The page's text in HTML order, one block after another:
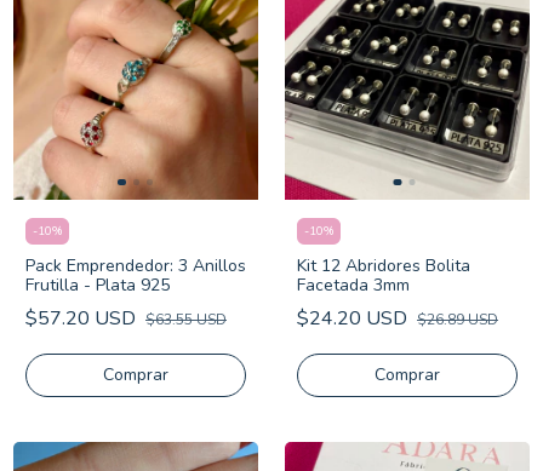
-10%
Pack Emprendedor: 3 Anillos
Frutilla - Plata 925
$57.20 USD $63.55 USD
-10%
Kit 12 Abridores Bolita
Facetada 3mm
$24.20 USD $26.89 USD